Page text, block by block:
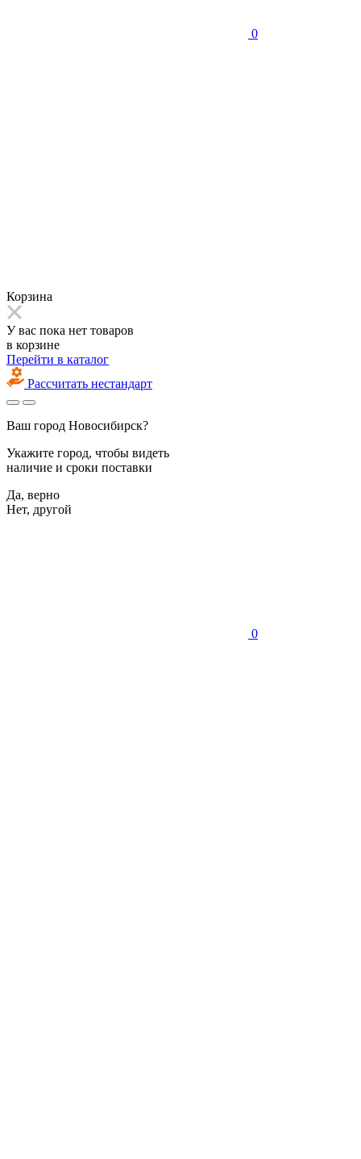
0
Корзина
У вас пока нет товаров
в корзине
Перейти в каталог
Рассчитать нестандарт
Ваш город Новосибирск?
Укажите город, чтобы видеть
наличие и сроки поставки
Да, верно
Нет, другой
0